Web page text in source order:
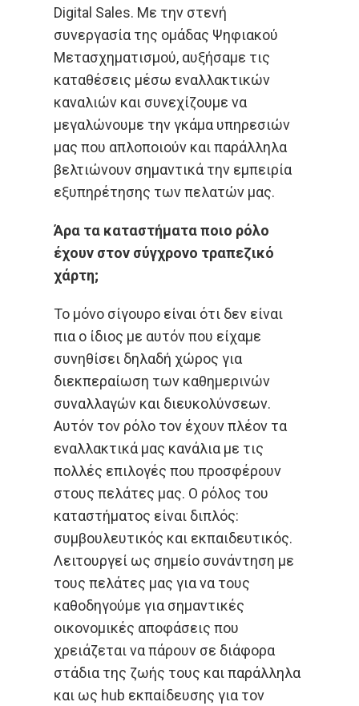
Digital Sales. Με την στενή
συνεργασία της ομάδας Ψηφιακού
Μετασχηματισμού, αυξήσαμε τις
καταθέσεις μέσω εναλλακτικών
καναλιών και συνεχίζουμε να
μεγαλώνουμε την γκάμα υπηρεσιών
μας που απλοποιούν και παράλληλα
βελτιώνουν σημαντικά την εμπειρία
εξυπηρέτησης των πελατών μας.
Άρα τα καταστήματα ποιο ρόλο
έχουν στον σύγχρονο τραπεζικό
χάρτη;
Το μόνο σίγουρο είναι ότι δεν είναι
πια ο ίδιος με αυτόν που είχαμε
συνηθίσει δηλαδή χώρος για
διεκπεραίωση των καθημερινών
συναλλαγών και διευκολύνσεων.
Αυτόν τον ρόλο τον έχουν πλέον τα
εναλλακτικά μας κανάλια με τις
πολλές επιλογές που προσφέρουν
στους πελάτες μας. Ο ρόλος του
καταστήματος είναι διπλός:
συμβουλευτικός και εκπαιδευτικός.
Λειτουργεί ως σημείο συνάντηση με
τους πελάτες μας για να τους
καθοδηγούμε για σημαντικές
οικονομικές αποφάσεις που
χρειάζεται να πάρουν σε διάφορα
στάδια της ζωής τους και παράλληλα
και ως hub εκπαίδευσης για τον